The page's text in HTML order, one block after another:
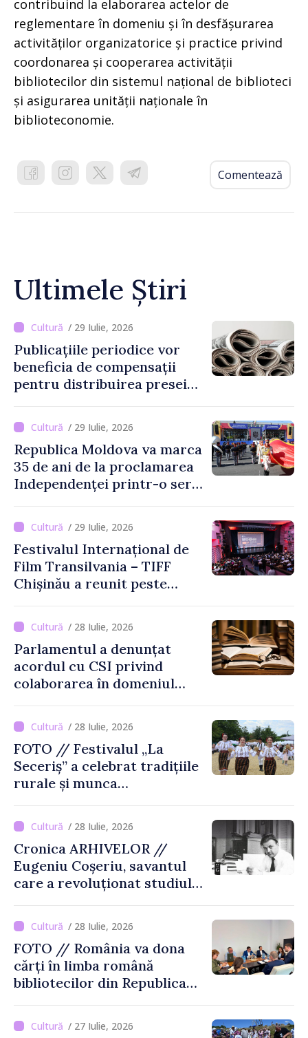
contribuind la elaborarea actelor de
reglementare în domeniu și în desfășurarea
activităților organizatorice și practice privind
coordonarea și cooperarea activității
bibliotecilor din sistemul național de biblioteci
și asigurarea unității naționale în
biblioteconomie.
Comentează
Ultimele Știri
/ 29 Iulie, 2026
Publicațiile periodice vor
beneficia de compensații
pentru distribuirea presei
/ 29 Iulie, 2026
Republica Moldova va marca
35 de ani de la proclamarea
Independenței printr-o serie
/ 29 Iulie, 2026
Festivalul Internațional de
Film Transilvania – TIFF
Chișinău a reunit peste
de-a șasea ediție
/ 28 Iulie, 2026
Parlamentul a denunțat
acordul cu CSI privind
colaborarea în domeniul
/ 28 Iulie, 2026
FOTO // Festivalul „La
Seceriș” a celebrat tradițiile
rurale și munca
/ 28 Iulie, 2026
Cronica ARHIVELOR //
Eugeniu Coșeriu, savantul
care a revoluționat studiul
/ 28 Iulie, 2026
FOTO // România va dona
cărți în limba română
bibliotecilor din Republica
/ 27 Iulie, 2026